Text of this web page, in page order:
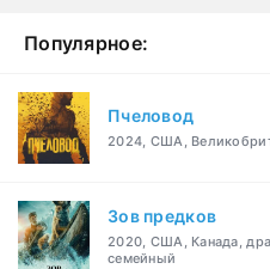
Популярное:
Пчеловод
2024, США,
Зов предков
2020, США, Канада,
семейный